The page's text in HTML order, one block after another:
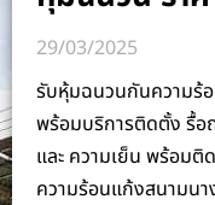
29/03/2025
รับหุ้มฉนวนกันความร้อ
พร้อมบริการติดตั้ง รื้อ
และ ความเย็น พร้อม
ความร้อนแก้งสนามนา